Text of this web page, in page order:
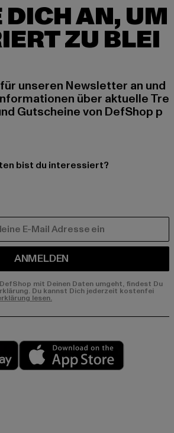
DICH AN, UM
ZU BLEI
unseren Newsletter an und
über aktuelle Tre
Gutscheine von DefShop p
bist du interessiert?
ANMELDEN
mit Deinen Daten umgeht, findest Du
Du kannst Dich jederzeit kostenfei
lesen.
Play market